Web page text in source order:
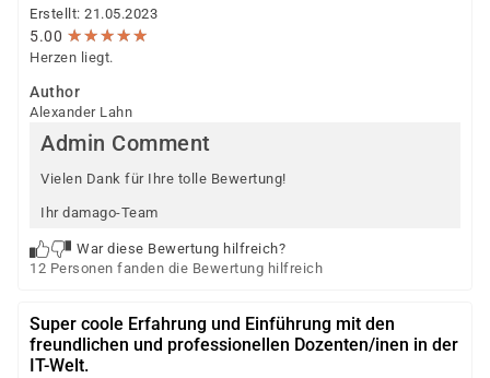
Erstellt: 21.05.2023
5.00 ★★★★★
★★★★★
Herzen liegt.
Author
Alexander Lahn
Admin Comment
Vielen Dank für Ihre tolle Bewertung!
Ihr damago-Team
War diese Bewertung hilfreich?
12 Personen fanden die Bewertung hilfreich
Super coole Erfahrung und Einführung mit den
freundlichen und professionellen Dozenten/inen in der
IT-Welt.